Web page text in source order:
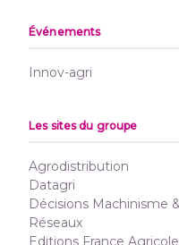
Événements
Innov-agri
Les sites du groupe
Agrodistribution
Datagri
Décisions Machinisme &
Réseaux
Editions France Agricole